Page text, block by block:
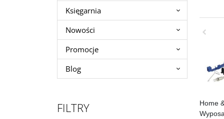
Home
Księgarnia
Nowości
Promocje
Blog
FILTRY